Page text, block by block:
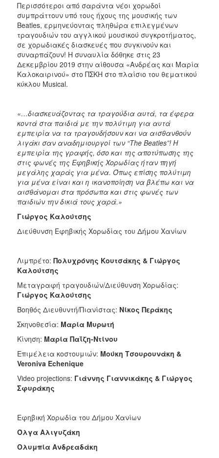
Περισσότεροι από σαράντα νέοι χορωδοί
συμπράττουν υπό τους ήχους της μουσικής των
Beatles, ερμηνεύοντας πληθώρα επιλεγμένων
τραγουδιών του αγγλικού μουσικού συγκροτήματος,
σε χορωδιακές διασκευές που συγκινούν και
συναρπάζουν! Η συναυλία δόθηκε στις 23
Δεκεμβρίου 2019 στην αίθουσα «Ανδρέας και Μαρία
Καλοκαιρινού» στο ΠΣΚΗ στο πλαίσιο του θεματικού
κύκλου Musical.
«…διασκευάζοντας τα τραγούδια αυτά, τα έφερα
κοντά στα παιδιά με την πολύτιμη για αυτά
εμπειρία να τα τραγουδήσουν και να αισθανθούν
λιγάκι σαν αναδημιουργοί των “The Beatles”! Η
εμπειρία της γραφής, όσο και της αποτύπωσης της
στις φωνές της Εφηβικής Χορωδίας ήταν πηγή
μεγάλης χαράς για μένα. Όπως επίσης πολύτιμη
για μένα είναι και η ικανοποίηση να βλέπω και να
αισθάνομαι στα πρόσωπα και στις φωνές των
παιδιών την δικιά τους χαρά.»
Γιώργος Καλούτσης
Διεύθυνση Εφηβικής Χορωδίας του Δήμου Χανίων
Λιμπρέτο: Πολυχρόνης Κουτσάκης & Γιώργος
Καλούτσης
Μεταγραφή τραγουδιών/Διεύθυνση Χορωδίας:
Γιώργος Καλούτσης
Βοηθός Διευθυντή/Πιανίστας: Νίκος Περάκης
Σκηνοθεσία: Μαρία Μυρωτή
Κίνηση: Μαρία Παΐζη-Ντίνου
Επιμέλεια κοστουμιών: Μούκη Τσουρουνάκη &
Veroniva Echenique
Video projections: Γιάννης Γιαννικάκης & Γιώργος
Σφυράκης
Εφηβική Χορωδία του Δήμου Χανίων
Όλγα Αλιγυζάκη
Ολυμπία Ανδρεαδάκη